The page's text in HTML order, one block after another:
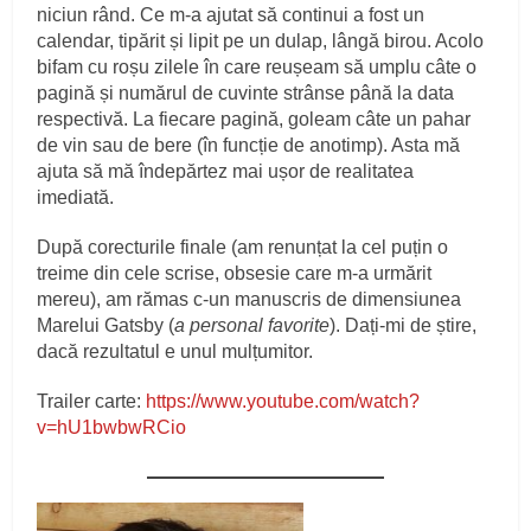
niciun rând. Ce m-a ajutat să continui a fost un
calendar, tipărit și lipit pe un dulap, lângă birou. Acolo
bifam cu roșu zilele în care reușeam să umplu câte o
pagină și numărul de cuvinte strânse până la data
respectivă. La fiecare pagină, goleam câte un pahar
de vin sau de bere (în funcție de anotimp). Asta mă
ajuta să mă îndepărtez mai ușor de realitatea
imediată.
După corecturile finale (am renunțat la cel puțin o
treime din cele scrise, obsesie care m-a urmărit
mereu), am rămas c-un manuscris de dimensiunea
Marelui Gatsby (a personal favorite). Dați-mi de știre,
dacă rezultatul e unul mulțumitor.
Trailer carte: https://www.youtube.com/watch?
v=hU1bwbwRCio